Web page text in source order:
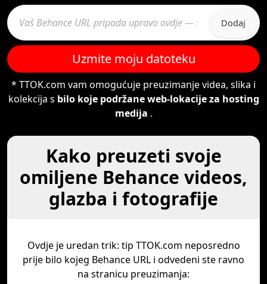
Dodaj
Uzmite moju datoteku
* TTOK.com vam omogućuje preuzimanje videa, slika i
kolekcija s bilo koje podržane web-lokacije za hosting
medija .
Kako preuzeti svoje
omiljene Behance videos,
glazba i fotografije
Ovdje je uredan trik: tip TTOK.com neposredno
prije bilo kojeg Behance URL i odvedeni ste ravno
na stranicu preuzimanja: